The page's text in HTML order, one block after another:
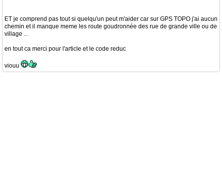
ET je comprend pas tout si quelqu'un peut m'aider car sur GPS TOPO j'ai aucun
chemin et il manque meme les route goudronnée des rue de grande ville ou de
village ...
en tout ca merci pour l'article et le code reduc
viouu